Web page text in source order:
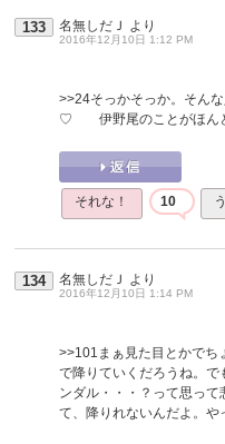
133 名無しだＪ より
2016年12月10日 1:12 PM
>>24そっかそっか。そん
♡ 伊野尾のことがほん
それな！ 10
134 名無しだＪ より
2016年12月10日 1:14 PM
>>101 まぁ見た目とかでち
で降りていくだろうね。で
ンダル・・・？って思っ
て、降りれないんだよ。や